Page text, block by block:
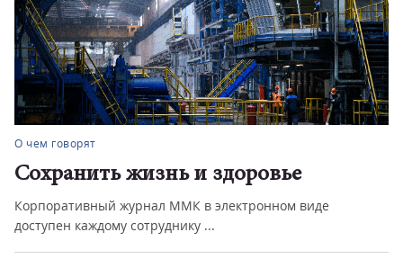
О чем говорят
Сохранить жизнь и здоровье
Корпоративный журнал ММК в электронном виде
доступен каждому сотруднику ...